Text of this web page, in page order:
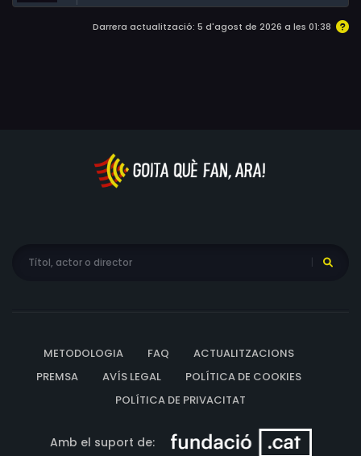
atrevir-se a realitzar. A més, el seu pare vol que trobi un
home, així que potser ja és hora que li digui que és
Darrera actualització: 5 d'agost de 2026 a les 01:38
METODOLOGIA FAQ
ACTUALITZACIONS
PREMSA
AVÍS LEGAL
POLÍTICA DE COOKIES
POLÍTICA DE PRIVACITAT
Amb el suport de: